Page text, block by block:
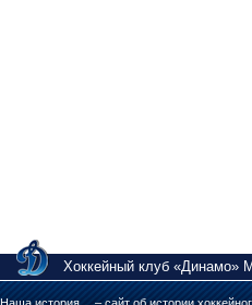
Хоккейный клуб «Динамо»